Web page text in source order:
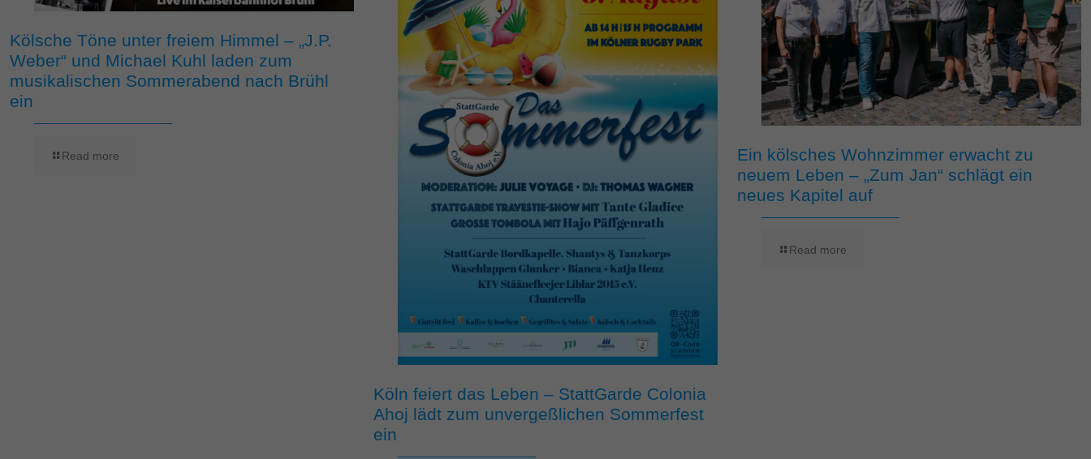
Kölsche Töne unter freiem Himmel – „J.P.
Weber“ und Michael Kuhl laden zum
musikalischen Sommerabend nach Brühl
ein
Read more
Köln feiert das Leben – StattGarde Colonia
Ahoj lädt zum unvergeßlichen Sommerfest
ein
Ein kölsches Wohnzimmer erwacht zu
neuem Leben – „Zum Jan“ schlägt ein
neues Kapitel auf
Read more